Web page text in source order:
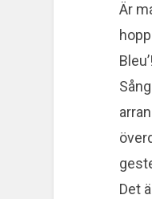
Är
Bleu’!
Det